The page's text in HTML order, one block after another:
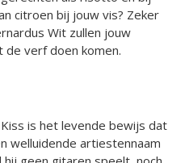
citroen bij jouw vis? Zeker
Wit zullen jouw
de verf doen komen.
is het levende bewijs dat
welluidende artiestennaam